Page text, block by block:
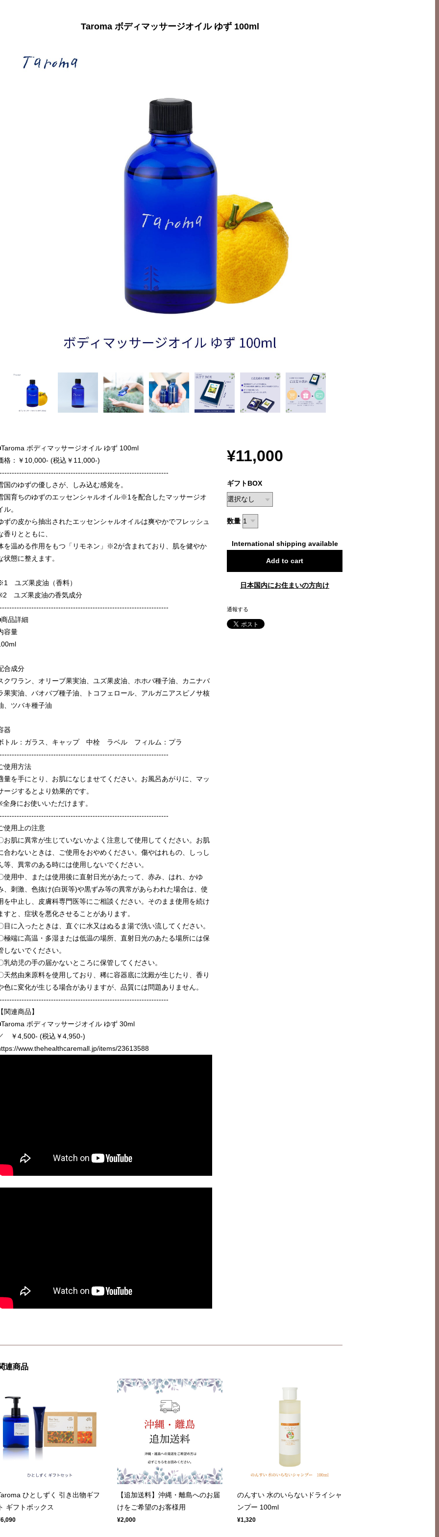
Taroma ボディマッサージオイル ゆず 100ml
ボディマッサージオイル ゆず 100ml
格：￥10,000- (税込￥11,000-)
国のゆずの優しさが、しみ込む感覚を。
国育ちのゆずのエッセンシャルオイル※1を配合したマッサージオ
ル。
ずの皮から抽出されたエッセンシャルオイルは爽やかでフレッシュ
香りとともに、
を温める作用をもつ「リモネン」※2が含まれており、肌を健やか
状態に整えます。
ユズ果皮油（香料）
ユズ果皮油の香気成分
品詳細
容量
合成分
クワラン、オリーブ果実油、ユズ果皮油、ホホバ種子油、カニナバ
果実油、バオバブ種子油、トコフェロール、アルガニアスピノサ核
、ツバキ種子油
器
トル：ガラス、キャップ 中栓 ラベル フィルム：プラ
使用方法
量を手にとり、お肌になじませてください。お風呂あがりに、マッ
ージするとより効果的です。
身にお使いいただけます。
使用上の注意
お肌に異常が生じていないかよく注意して使用してください。お肌
合わないときは、ご使用をおやめください。傷やはれもの、しっし
等、異常のある時には使用しないでください。
使用中、または使用後に直射日光があたって、赤み、はれ、かゆ
、刺激、色抜け(白斑等)や黒ずみ等の異常があらわれた場合は、使
を中止し、皮膚科専門医等にご相談ください。そのまま使用を続け
すと、症状を悪化させることがあります。
目に入ったときは、直ぐに水又はぬるま湯で洗い流してください。
極端に高温・多湿または低温の場所、直射日光のあたる場所には保
しないでください。
乳幼児の手の届かないところに保管してください。
天然由来原料を使用しており、稀に容器底に沈殿が生じたり、香り
色に変化が生じる場合がありますが、品質には問題ありません。
関連商品】
ボディマッサージオイル ゆず 30ml
￥4,500- (税込￥4,950-)
www.thehealthcaremall.jp/items/23613588
¥11,000
ギフトBOX
数量
International shipping available
Add to cart
日本国内にお住まいの方向け
通報する
連商品
ひとしずく 引き出物ギフ
ギフトボックス
【追加送料】沖縄・離島へのお届
けをご希望のお客様用
¥2,000
のんすい 水のいらないドライシャ
ンプー 100ml
¥1,320